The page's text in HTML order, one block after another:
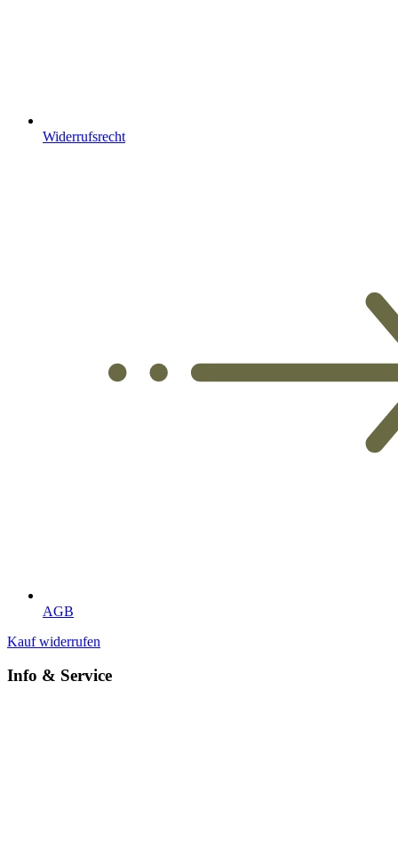
Widerrufsrecht
AGB
Kauf widerrufen
Info & Service